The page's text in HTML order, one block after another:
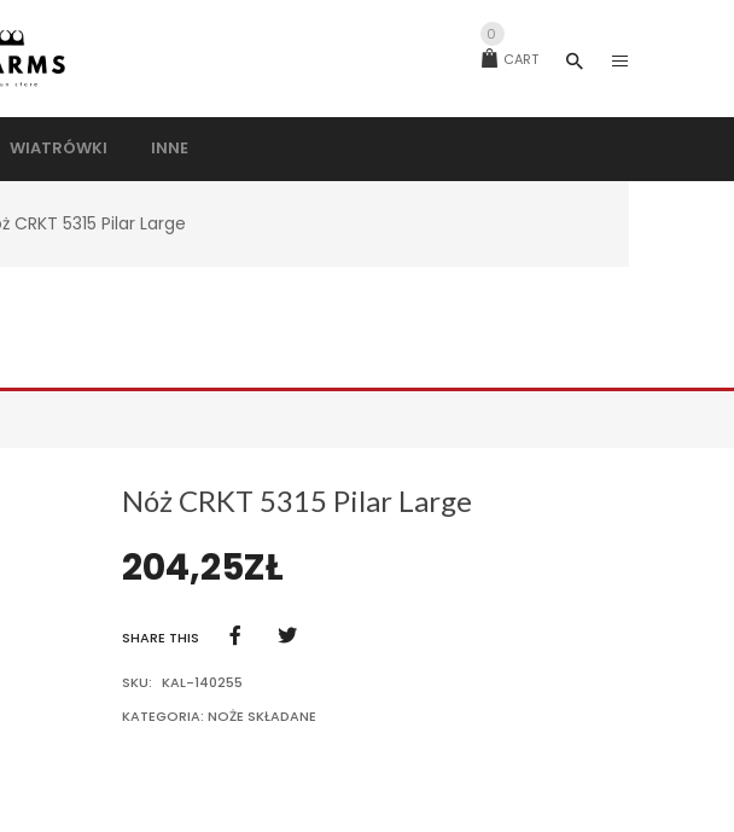
CART
0
WIATRÓWKI INNE
CRKT 5315 Pilar Large
Nóż CRKT 5315 Pilar Large
204,25ZŁ
SHARE THIS
SKU: KAL-140255
KATEGORIA: NOŻE SKŁADANE